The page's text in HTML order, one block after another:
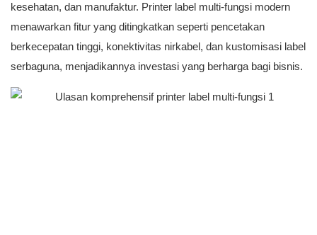
kesehatan, dan manufaktur. Printer label multi-fungsi modern
menawarkan fitur yang ditingkatkan seperti pencetakan
berkecepatan tinggi, konektivitas nirkabel, dan kustomisasi label
serbaguna, menjadikannya investasi yang berharga bagi bisnis.